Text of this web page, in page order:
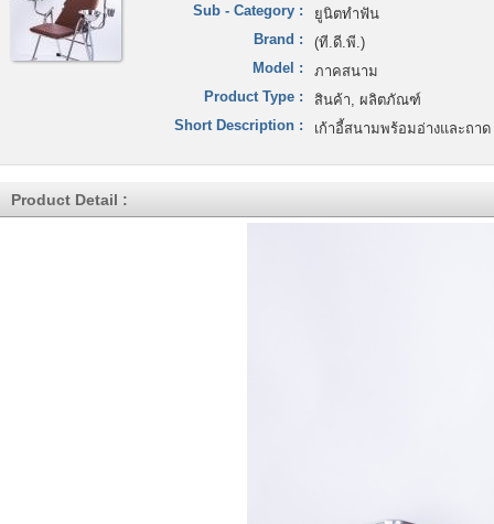
Sub - Category :
ยูนิตทำฟัน
Brand :
(ที.ดี.พี.)
Model :
ภาคสนาม
Product Type :
สินค้า, ผลิตภัณฑ์
Short Description :
เก้าอี้สนามพร้อมอ่างและถาด
Product Detail :